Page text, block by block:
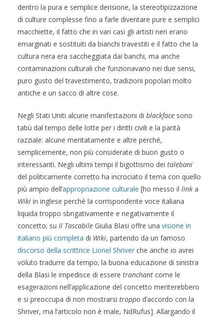
dentro la pura e semplice derisione, la stereotipizzazione
di culture complesse fino a farle diventare pure e semplici
macchiette, il fatto che in vari casi gli artisti neri erano
emarginati e sostituiti da bianchi travestiti e il fatto che la
cultura nera era saccheggiata dai banchi, ma anche
contaminazioni culturali che funzionavano nei due sensi,
puro gusto del travestimento, tradizioni popolari molto
antiche e un sacco di altre cose.
Negli Stati Uniti alcune manifestazioni di blackface sono
tabù dal tempo delle lotte per i diritti civili e la parità
razziale: alcune meritatamente e altre perché,
semplicemente, non più considerate di buon gusto o
interessanti. Negli ultimi tempi il bigottismo dei talebani
del politicamente corretto ha incrociato il tema con quello
più ampio dell’appropriazione culturale [ho messo il link a
Wiki in inglese perché la corrispondente voce italiana
liquida troppo sbrigativamente e negativamente il
concetto; su Il Tascabile Giulia Blasi offre una visione in
italiano più completa di Wiki, partendo da un famoso
discorso della scrittrice Lionel Shriver che anche io avrei
voluto tradurre da tempo; la buona educazione di sinistra
della Blasi le impedisce di essere tranchant come le
esagerazioni nell’applicazione del concetto meriterebbero
e si preoccupa di non mostrarsi troppo d’accordo con la
Shriver, ma l’articolo non è male, NdRufus]. Allargando il